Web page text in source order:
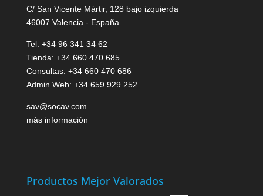
C/ San Vicente Mártir, 128 bajo izquierda
46007 Valencia - España
Tel: +34 96 341 34 62
Tienda: +34 660 470 685
Consultas: +34 660 470 686
Admin Web: +34 659 929 252
sav@socav.com
más información
Productos Mejor Valorados